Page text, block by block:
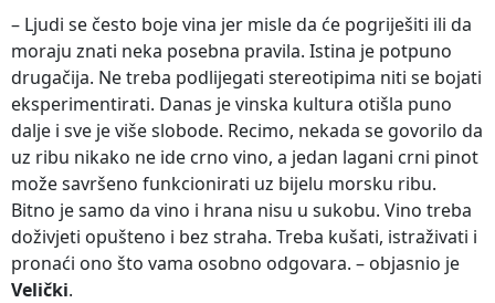
– Ljudi se često boje vina jer misle da će pogriješiti ili da
moraju znati neka posebna pravila. Istina je potpuno
drugačija. Ne treba podlijegati stereotipima niti se bojati
eksperimentirati. Danas je vinska kultura otišla puno
dalje i sve je više slobode. Recimo, nekada se govorilo da
uz ribu nikako ne ide crno vino, a jedan lagani crni pinot
može savršeno funkcionirati uz bijelu morsku ribu.
Bitno je samo da vino i hrana nisu u sukobu. Vino treba
doživjeti opušteno i bez straha. Treba kušati, istraživati i
pronaći ono što vama osobno odgovara. – objasnio je
Velički.